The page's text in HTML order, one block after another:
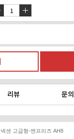
리뷰 문의
넥센 고급형-엔프리즈 AH8